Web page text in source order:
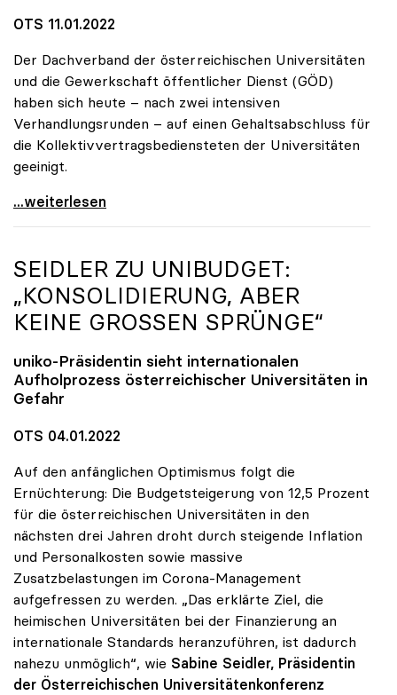
OTS 11.01.2022
Der Dachverband der österreichischen Universitäten
und die Gewerkschaft öffentlicher Dienst (GÖD)
haben sich heute – nach zwei intensiven
Verhandlungsrunden – auf einen Gehaltsabschluss für
die Kollektivvertragsbediensteten der Universitäten
geeinigt.
Uni-Kollektivvertrag: Gehälter steigen um 2,93
...weiterlesen
SEIDLER ZU UNIBUDGET:
„KONSOLIDIERUNG, ABER
KEINE GROSSEN SPRÜNGE“
uniko-Präsidentin sieht internationalen
Aufholprozess österreichischer Universitäten in
Gefahr
OTS 04.01.2022
Auf den anfänglichen Optimismus folgt die
Ernüchterung: Die Budgetsteigerung von 12,5 Prozent
für die österreichischen Universitäten in den
nächsten drei Jahren droht durch steigende Inflation
und Personalkosten sowie massive
Zusatzbelastungen im Corona-Management
aufgefressen zu werden. „Das erklärte Ziel, die
heimischen Universitäten bei der Finanzierung an
internationale Standards heranzuführen, ist dadurch
nahezu unmöglich“, wie Sabine Seidler, Präsidentin
der Österreichischen Universitätenkonferenz